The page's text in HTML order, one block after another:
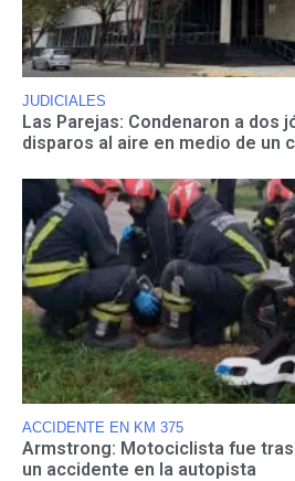
JUDICIALES
Las Parejas: Condenaron a dos
disparos al aire en medio de un
ACCIDENTE EN KM 375
Armstrong: Motociclista fue
un accidente en la autopista